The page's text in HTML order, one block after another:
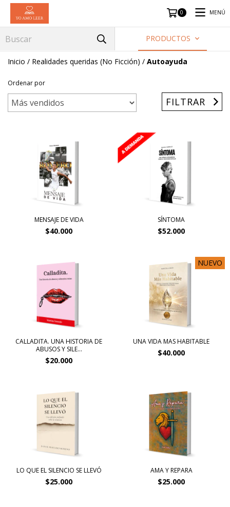
0 MENÚ
PRODUCTOS
Inicio / Realidades queridas (No Ficción) / Autoayuda
Ordenar por
FILTRAR
MENSAJE DE VIDA
$40.000
SÍNTOMA
$52.000
CALLADITA. UNA HISTORIA DE
ABUSOS Y SILE...
$20.000
NUEVO
UNA VIDA MAS HABITABLE
$40.000
LO QUE EL SILENCIO SE LLEVÓ
$25.000
AMA Y REPARA
$25.000